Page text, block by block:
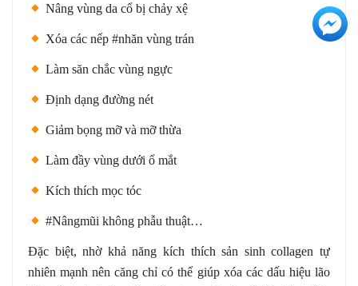
Nâng vùng da cổ bị chảy xệ
Xóa các nếp #nhăn vùng trán
Làm săn chắc vùng ngực
Định dạng đường nét
Giảm bọng mỡ và mỡ thừa
Làm đầy vùng dưới ổ mắt
Kích thích mọc tóc
#Nângmũi không phẫu thuật…
Đặc biệt, nhờ khả năng kích thích sản sinh collagen tự
nhiên mạnh nên căng chỉ có thể giúp xóa các dấu hiệu lão
+3